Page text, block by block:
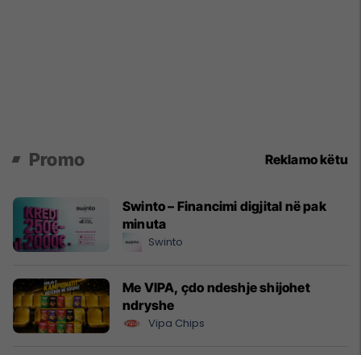
Promo Reklamo këtu
Swinto – Financimi digjital në pak
minuta
Swinto
Me VIPA, çdo ndeshje shijohet
ndryshe
Vipa Chips